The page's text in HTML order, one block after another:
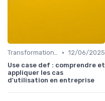
Transformation digitale des ventes • 12/06/2025
Use case def : comprendre et
appliquer les cas
d'utilisation en entreprise